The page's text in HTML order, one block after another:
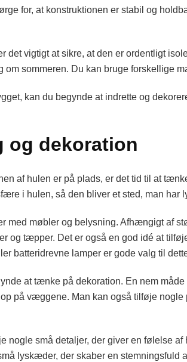
for, at konstruktionen er stabil og
det vigtigt at sikre, at den er ordentligt
sommeren. Du kan bruge forskellige
kan du begynde at indrette og
og dekoration
af hulen er på plads, er det tid til at
i hulen, så den bliver et sted, man har
med møbler og belysning. Afhængigt af
og tæpper. Det er også en god idé at
batteridrevne lamper er gode valg til
at tænke på dekoration. En nem
på væggene. Man kan også tilføje
nogle små detaljer, der giver en følelse
lyskæder, der skaber en stemningsfuld